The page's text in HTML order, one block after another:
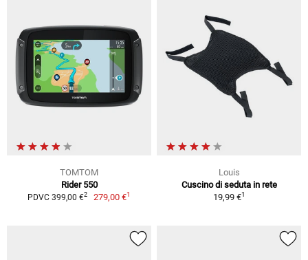
TOMTOM
Rider 550
PDVC 399,00 €2 279,00 €1
Louis
Cuscino di seduta in rete
19,99 €1